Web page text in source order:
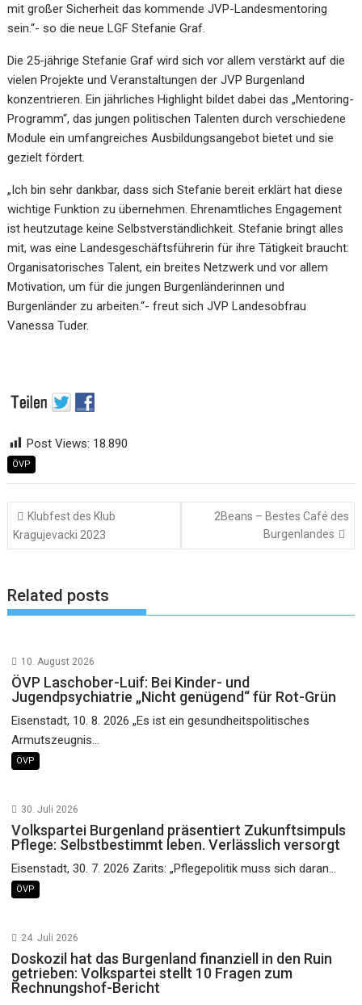
mit großer Sicherheit das kommende JVP-Landesmentoring
sein.“- so die neue LGF Stefanie Graf.
Die 25-jährige Stefanie Graf wird sich vor allem verstärkt auf die
vielen Projekte und Veranstaltungen der JVP Burgenland
konzentrieren. Ein jährliches Highlight bildet dabei das „Mentoring-
Programm“, das jungen politischen Talenten durch verschiedene
Module ein umfangreiches Ausbildungsangebot bietet und sie
gezielt fördert.
„Ich bin sehr dankbar, dass sich Stefanie bereit erklärt hat diese
wichtige Funktion zu übernehmen. Ehrenamtliches Engagement
ist heutzutage keine Selbstverständlichkeit. Stefanie bringt alles
mit, was eine Landesgeschäftsführerin für ihre Tätigkeit braucht:
Organisatorisches Talent, ein breites Netzwerk und vor allem
Motivation, um für die jungen Burgenländerinnen und
Burgenländer zu arbeiten.“- freut sich JVP Landesobfrau
Vanessa Tuder.
Post Views: 18.890
ÖVP
Beitragsnavigation
Klubfest des Klub
Kragujevacki 2023
2Beans – Bestes Café des
Burgenlandes
Related posts
10. August 2026
ÖVP Laschober-Luif: Bei Kinder- und
Jugendpsychiatrie „Nicht genügend“ für Rot-Grün
Eisenstadt, 10. 8. 2026 „Es ist ein gesundheitspolitisches
Armutszeugnis...
ÖVP
30. Juli 2026
Volkspartei Burgenland präsentiert Zukunftsimpuls
Pflege: Selbstbestimmt leben. Verlässlich versorgt
Eisenstadt, 30. 7. 2026 Zarits: „Pflegepolitik muss sich daran...
ÖVP
24. Juli 2026
Doskozil hat das Burgenland finanziell in den Ruin
getrieben: Volkspartei stellt 10 Fragen zum
Rechnungshof-Bericht